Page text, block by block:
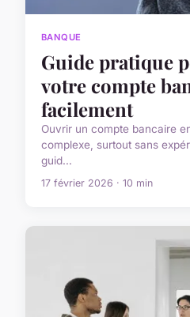
BANQUE
Guide pratique
votre compte
facilement
Ouvrir un compte bancaire
complexe, surtout sans
guid...
17 février 2026 · 10 min